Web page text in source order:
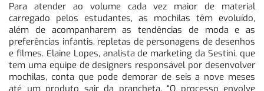
Para atender ao volume cada vez maior de material
carregado pelos estudantes, as mochilas têm evoluído,
além de acompanharem as tendências de moda e as
preferências infantis, repletas de personagens de desenhos
e filmes. Elaine Lopes, analista de marketing da Sestini, que
tem uma equipe de designers responsável por desenvolver
mochilas, conta que pode demorar de seis a nove meses